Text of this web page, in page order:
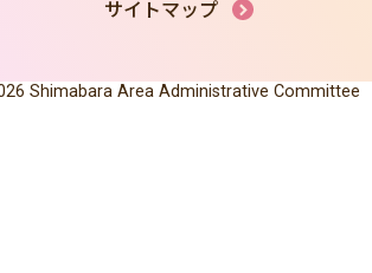
サイトマップ
Shimabara Area Administrative Committee